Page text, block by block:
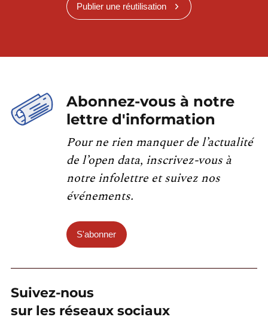
Publier une réutilisation
Abonnez-vous à notre
lettre d'information
Pour ne rien manquer de l’actualité
de l’open data, inscrivez-vous à
notre infolettre et suivez nos
événements.
S'abonner
Suivez-nous
sur les réseaux sociaux